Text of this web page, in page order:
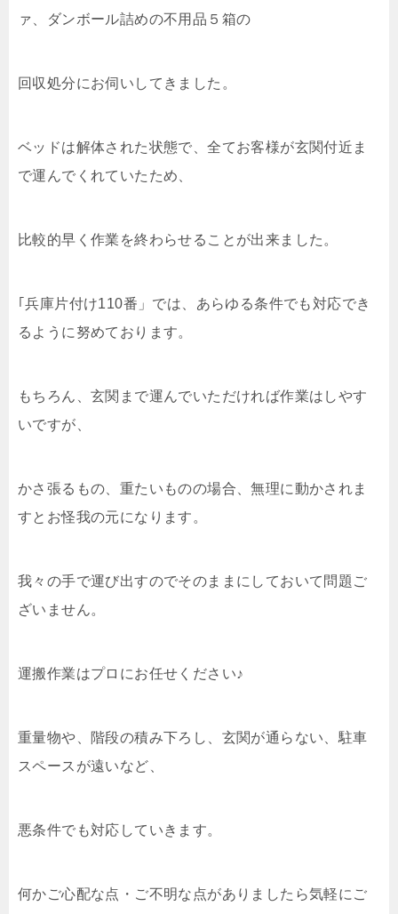
ァ、ダンボール詰めの不用品５箱の
回収処分にお伺いしてきました。
ベッドは解体された状態で、全てお客様が玄関付近ま
で運んでくれていたため、
比較的早く作業を終わらせることが出来ました。
｢兵庫片付け110番」では、あらゆる条件でも対応でき
るように努めております。
もちろん、玄関まで運んでいただければ作業はしやす
いですが、
かさ張るもの、重たいものの場合、無理に動かされま
すとお怪我の元になります。
我々の手で運び出すのでそのままにしておいて問題ご
ざいません。
運搬作業はプロにお任せください♪
重量物や、階段の積み下ろし、玄関が通らない、駐車
スペースが遠いなど、
悪条件でも対応していきます。
何かご心配な点・ご不明な点がありましたら気軽にご